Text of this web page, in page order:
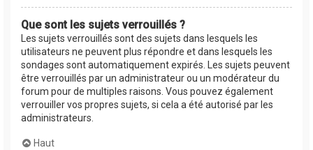
Que sont les sujets verrouillés ?
Les sujets verrouillés sont des sujets dans lesquels les
utilisateurs ne peuvent plus répondre et dans lesquels les
sondages sont automatiquement expirés. Les sujets peuvent
être verrouillés par un administrateur ou un modérateur du
forum pour de multiples raisons. Vous pouvez également
verrouiller vos propres sujets, si cela a été autorisé par les
administrateurs.
Haut